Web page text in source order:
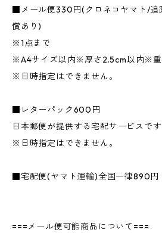
■メール便330円(クロネコヤマト/
償あり)
※1点まで
※A4サイズ以内※厚さ2.5cm以内※重
※日時指定はできません。
■レターパック600円
日本郵便が提供する宅配サービスで
※日時指定はできません。
■宅配便(ヤマト運輸)全国一律890円
===メール便可能商品について===